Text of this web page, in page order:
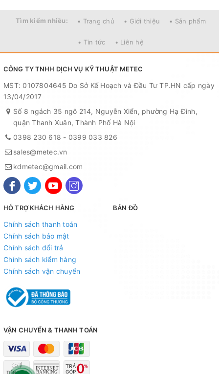
Tìm kiếm nhiều: • Trang chủ • Giới thiệu • Sản phẩm
• Tin tức • Liên hệ
CÔNG TY TNHH DỊCH VỤ KỸ THUẬT METEC
MST: 0107804645 Do Sở Kế Hoạch và Đầu Tư TP.HN cấp ngày
13/04/2017
Số 8 ngách 35 ngõ 214, Nguyễn Xiển, phường Hạ Đình,
quận Thanh Xuân, Thành Phố Hà Nội
0398 230 618 - 0399 033 826
sales@metec.vn
kdmetec@gmail.com
HỖ TRỢ KHÁCH HÀNG
Chính sách thanh toán
Chính sách bảo mật
Chính sách đổi trả
Chính sách kiểm hàng
Chính sách vận chuyển
BẢN ĐỒ
VẬN CHUYỂN & THANH TOÁN